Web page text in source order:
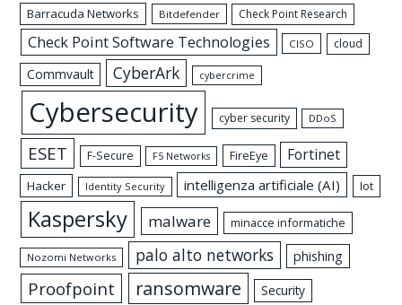
Barracuda Networks Bitdefender Check Point Research
Check Point Software Technologies CISO cloud
Commvault CyberArk cybercrime
Cybersecurity cyber security DDoS
ESET F-Secure F5 Networks FireEye Fortinet
Hacker Identity Security intelligenza artificiale (AI) Iot
Kaspersky malware minacce informatiche
Nozomi Networks palo alto networks phishing
Proofpoint ransomware Security